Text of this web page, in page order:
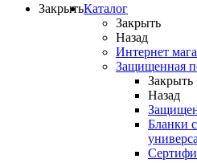
ЗакрытьКаталог
Закрыть
Назад
Интернет
Защищенная
Закрыть
Назад
Бланки